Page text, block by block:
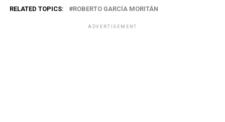
RELATED TOPICS: ROBERTO GARCÍA MORITÁN
ADVERTISEMENT